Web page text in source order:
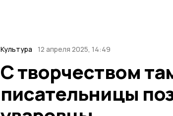
Культура 12 апреля 2025, 14:49
С творчеством
писательницы